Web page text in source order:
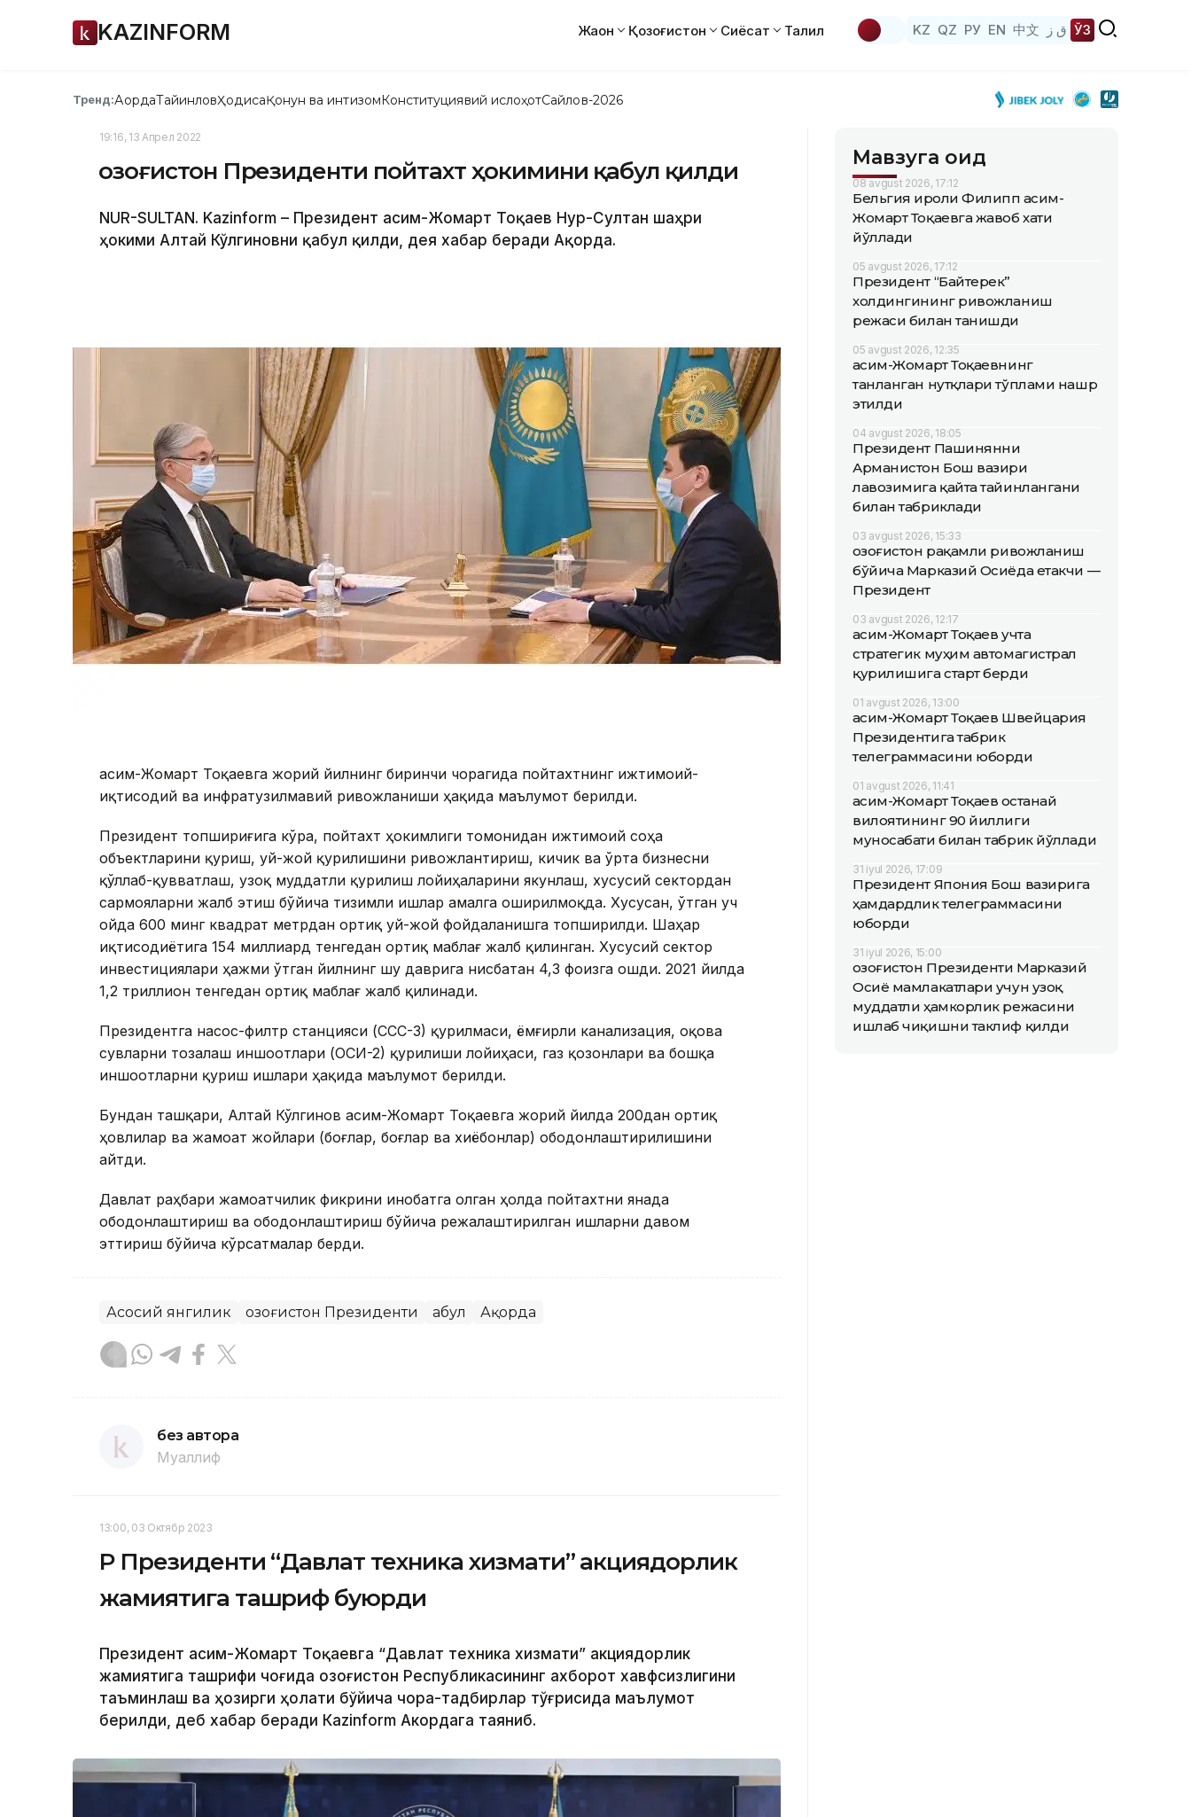
KAZINFORM Жаҳон Қозоғистон Сиёсат Таҳлил KZ QZ РУ EN 中文 ق ز ЎЗ
Тренд:АқордаТайинловҲодисаҚонун ва интизомКонституциявий ислоҳотСайлов-2026
19:16, 13 Апрел 2022
Қозоғистон Президенти пойтахт ҳокимини қабул қилди
NUR-SULTAN. Kazinform – Президент Қасим-Жомарт Тоқаев Нур-Султан шаҳри
ҳокими Алтай Кўлгиновни қабул қилди, дея хабар беради Ақорда.
Қасим-Жомарт Тоқаевга жорий йилнинг биринчи чорагида пойтахтнинг ижтимоий-
иқтисодий ва инфратузилмавий ривожланиши ҳақида маълумот берилди.
Президент топшириғига кўра, пойтахт ҳокимлиги томонидан ижтимоий соҳа
объектларини қуриш, уй-жой қурилишини ривожлантириш, кичик ва ўрта бизнесни
қўллаб-қувватлаш, узоқ муддатли қурилиш лойиҳаларини якунлаш, хусусий сектордан
сармояларни жалб этиш бўйича тизимли ишлар амалга оширилмоқда. Хусусан, ўтган уч
ойда 600 минг квадрат метрдан ортиқ уй-жой фойдаланишга топширилди. Шаҳар
иқтисодиётига 154 миллиард тенгедан ортиқ маблағ жалб қилинган. Хусусий сектор
инвестициялари ҳажми ўтган йилнинг шу даврига нисбатан 4,3 фоизга ошди. 2021 йилда
1,2 триллион тенгедан ортиқ маблағ жалб қилинади.
Президентга насос-филтр станцияси (ССС-3) қурилмаси, ёмғирли канализация, оқова
сувларни тозалаш иншоотлари (ОСИ-2) қурилиши лойиҳаси, газ қозонлари ва бошқа
иншоотларни қуриш ишлари ҳақида маълумот берилди.
Бундан ташқари, Алтай Кўлгинов Қасим-Жомарт Тоқаевга жорий йилда 200дан ортиқ
ҳовлилар ва жамоат жойлари (боғлар, боғлар ва хиёбонлар) ободонлаштирилишини
айтди.
Давлат раҳбари жамоатчилик фикрини инобатга олган ҳолда пойтахтни янада
ободонлаштириш ва ободонлаштириш бўйича режалаштирилган ишларни давом
эттириш бўйича кўрсатмалар берди.
Асосий янгилик Қозоғистон Президенти Қабул Ақорда
без автора
Муаллиф
13:00, 03 Октябр 2023
ҚР Президенти “Давлат техника хизмати” акциядорлик
жамиятига ташриф буюрди
Президент Қасим-Жомарт Тоқаевга “Давлат техника хизмати” акциядорлик
жамиятига ташрифи чоғида Қозоғистон Республикасининг ахборот хавфсизлигини
таъминлаш ва ҳозирги ҳолати бўйича чора-тадбирлар тўғрисида маълумот
берилди, деб хабар беради Каzinform Акордага таяниб.
Мавзуга оид
08 avgust 2026, 17:12
Бельгия Қироли Филипп Қасим-
Жомарт Тоқаевга жавоб хати
йўллади
05 avgust 2026, 17:12
Президент “Байтерек”
холдингининг ривожланиш
режаси билан танишди
05 avgust 2026, 12:35
Қасим-Жомарт Тоқаевнинг
танланган нутқлари тўплами нашр
этилди
04 avgust 2026, 18:05
Президент Пашинянни
Арманистон Бош вазири
лавозимига қайта тайинлангани
билан табриклади
03 avgust 2026, 15:33
Қозоғистон рақамли ривожланиш
бўйича Марказий Осиёда етакчи —
Президент
03 avgust 2026, 12:17
Қасим-Жомарт Тоқаев учта
стратегик муҳим автомагистрал
қурилишига старт берди
01 avgust 2026, 13:00
Қасим-Жомарт Тоқаев Швейцария
Президентига табрик
телеграммасини юборди
01 avgust 2026, 11:41
Қасим-Жомарт Тоқаев Қостанай
вилоятининг 90 йиллиги
муносабати билан табрик йўллади
31 iyul 2026, 17:09
Президент Япония Бош вазирига
ҳамдардлик телеграммасини
юборди
31 iyul 2026, 15:00
Қозоғистон Президенти Марказий
Осиё мамлакатлари учун узоқ
муддатли ҳамкорлик режасини
ишлаб чиқишни таклиф қилди